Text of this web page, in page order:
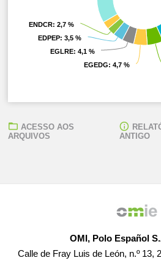
EGEDG: 4,7 %
EGEDG: 4,7 %
EGLRE: 4,1 %
EGLRE: 4,1 %
EDPEP: 3,5 %
EDPEP: 3,5 %
ENDCR: 2,7 %
ENDCR: 2,7 %
ACESSO AOS
ARQUIVOS
ANTIGO
OMI, Polo Español
Calle de Fray Luis de León, n.º 13,